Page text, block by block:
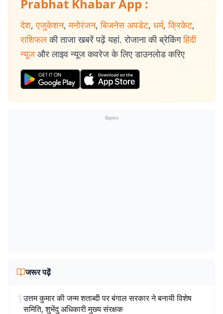
Prabhat Khabar App :
देश, एजुकेशन, मनोरंजन, बिजनेस अपडेट, धर्म, क्रिकेट,
राशिफल की ताजा खबरें पढ़ें यहां. रोजाना की ब्रेकिंग हिंदी
न्यूज और लाइव न्यूज कवरेज के लिए डाउनलोड करिए
विज्ञापन
जरूर पढ़ें
1उत्तम कुमार की जन्म शताब्दी पर बंगाल सरकार ने बनायी विशेष
समिति, शुभेंदु अधिकारी मुख्य संरक्षक